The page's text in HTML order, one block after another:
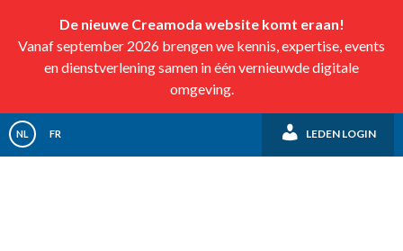
De nieuwe Creamoda website komt eraan!
Vanaf september 2026 brengen we kennis, expertise, events
en dienstverlening samen in één vernieuwde digitale
omgeving.
NL FR LEDEN LOGIN